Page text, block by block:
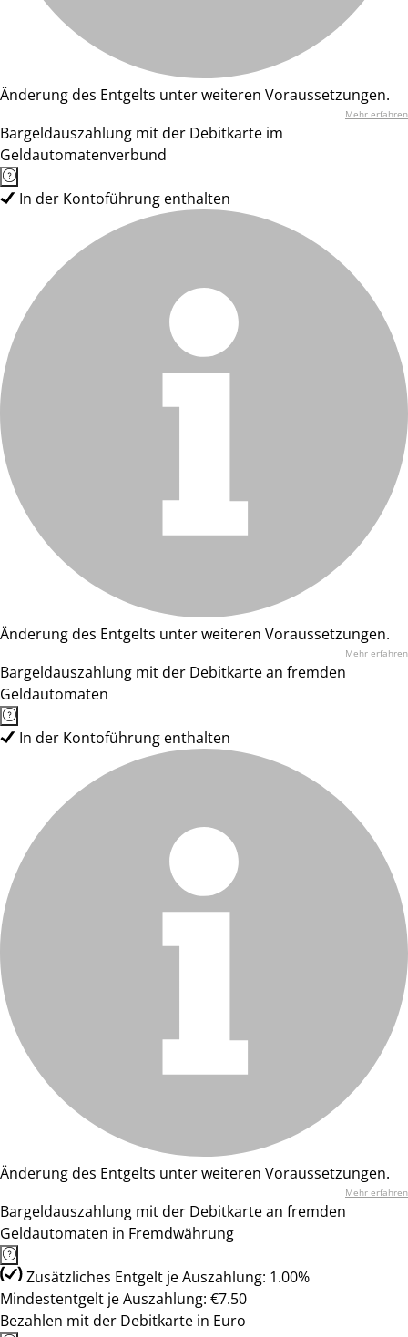
Änderung des Entgelts unter weiteren Voraussetzungen.
Mehr erfahren
Bargeldauszahlung mit der Debitkarte im
Geldautomatenverbund
In der Kontoführung enthalten
Änderung des Entgelts unter weiteren Voraussetzungen.
Mehr erfahren
Bargeldauszahlung mit der Debitkarte an fremden
Geldautomaten
In der Kontoführung enthalten
Änderung des Entgelts unter weiteren Voraussetzungen.
Mehr erfahren
Bargeldauszahlung mit der Debitkarte an fremden
Geldautomaten in Fremdwährung
Zusätzliches Entgelt je Auszahlung: 1.00%
Mindestentgelt je Auszahlung: €7.50
Bezahlen mit der Debitkarte in Euro